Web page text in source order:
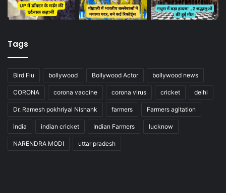
Tags
Bird Flu bollywood Bollywood Actor bollywood news
CORONA corona vaccine corona virus cricket delhi
Dr. Ramesh pokhriyal Nishank farmers Farmers agitation
india indian cricket Indian Farmers lucknow
NARENDRA MODI uttar pradesh